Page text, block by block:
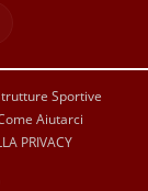
Sportive
Aiutarci
PRIVACY